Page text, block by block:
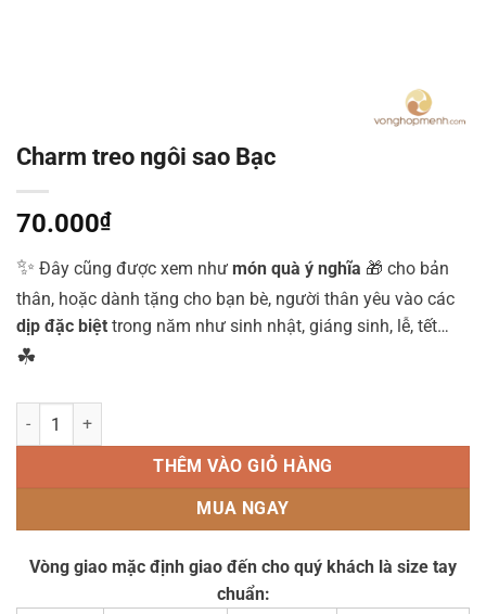
Charm treo ngôi sao Bạc
70.000₫
✨ Đây cũng được xem như món quà ý nghĩa 🎁 cho bản
thân, hoặc dành tặng cho bạn bè, người thân yêu vào các
dịp đặc biệt trong năm như sinh nhật, giáng sinh, lễ, tết…
☘
Charm treo ngôi sao Bạc số lượng
THÊM VÀO GIỎ HÀNG
MUA NGAY
Vòng giao mặc định giao đến cho quý khách là size tay
chuẩn: